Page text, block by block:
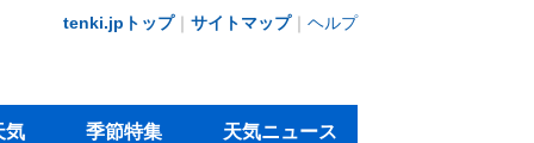
tenki.jpトップ｜ サイトマップ｜ ヘルプ
気 季節特集 天気ニュース